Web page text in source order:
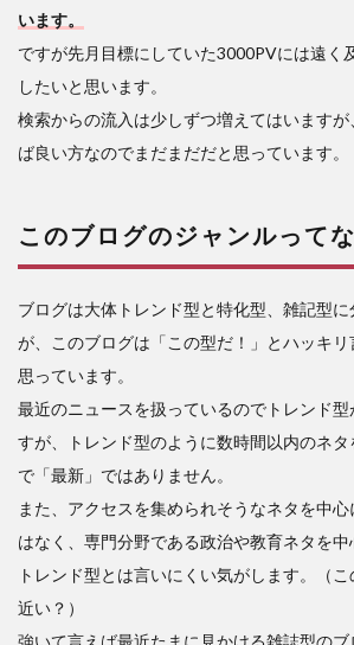
ジャ
ンル
って
な
に？
3
3ヶ
記事
達す
る見
込
4
の目
標と
まと
います。
ですが先月目標にしていた3000PVには遠く
したいと思います。
検索からの流入は少しずつ増えてはいます
ば良い方なのでまだまだだと思っています。
このブログのジャンルって
ブログは大体トレンド型と特化型、雑記型
が、このブログは「この型だ！」とハッキリ
思っています。
最近のニュースを扱っているのでトレンド型
すが、トレンド型のように数時間以内のネ
で「最新」ではありません。
また、アクセスを集められそうなネタを中
はなく、専門分野である政治や教育ネタを
トレンド型とは言いにくい気がします。（
近い？）
強いて言えば最近たまに見かける雑誌型の